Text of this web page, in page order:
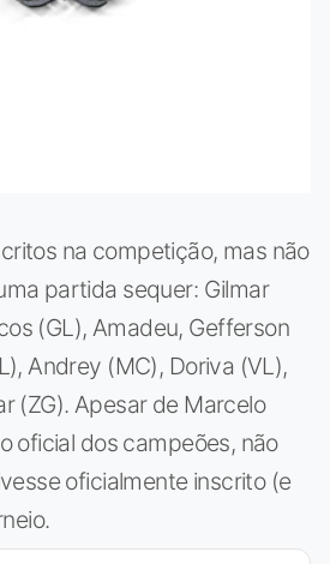
na competição, mas não
partida sequer: Gilmar
(GL), Amadeu, Gefferson
Andrey (MC), Doriva (VL),
(ZG). Apesar de Marcelo
oficial dos campeões, não
oficialmente inscrito (e